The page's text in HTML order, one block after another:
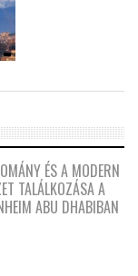
ÉS A MODERN
TALÁLKOZÁSA A
ABU DHABIBAN